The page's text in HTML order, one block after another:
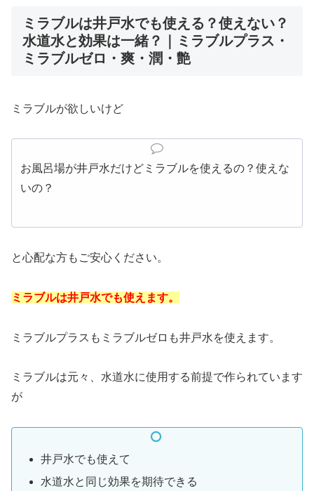
ミラブルは井戸水でも使える？使えない？
水道水と効果は一緒？｜ミラブルプラス・
ミラブルゼロ・爽・潤・艶
ミラブルが欲しいけど
お風呂場が井戸水だけどミラブルを使えるの？使えな
いの？
と心配な方もご安心ください。
ミラブルは井戸水でも使えます。
ミラブルプラスもミラブルゼロも井戸水を使えます。
ミラブルは元々、水道水に使用する前提で作られています
が
井戸水でも使えて
水道水と同じ効果を期待できる